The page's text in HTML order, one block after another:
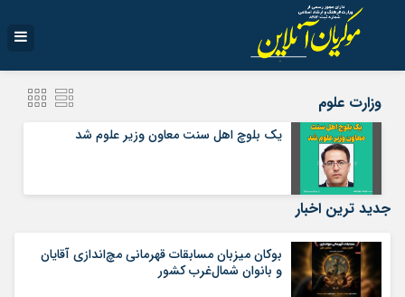
وزارت علوم
یک بلوچ اهل سنت معاون وزیر علوم شد
جدید ترین اخبار
بوکان میزبان مسابقات قهرمانی مچ‌اندازی آقایان
و بانوان شمال‌غرب کشور